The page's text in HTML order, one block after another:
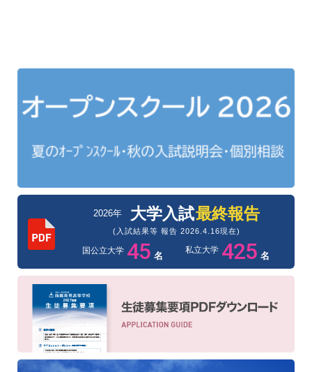
2026年 大学入試最終報告
(入試結果等 報告 2026.4.16現在)
国公立大学 45 名
私立大学 425 名